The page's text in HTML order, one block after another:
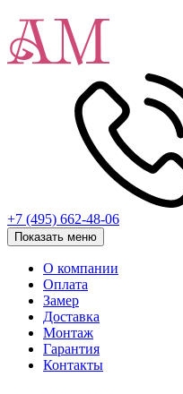
+7 (495) 662-48-06
Показать меню
О компании
Оплата
Замер
Доставка
Монтаж
Гарантия
Контакты